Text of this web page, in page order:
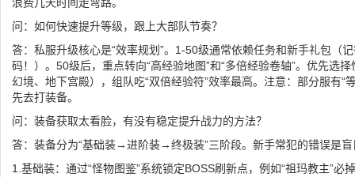
问：如何快速提升等级，跟上大部队节奏？
答：私服升级核心是“效率规划”。1-50级通常依赖任务和新手礼包（
码！）。50级后，重点转向“高经验地图”和“多倍经验卷轴”。优先选
幻境、地下宫殿），组队吃“双倍经验符”效率最高。注意：部分服有“
先去打装备。
问：装备获取太看脸，有没有稳定提升战力的方法？
答：装备分为“基础装→进阶装→终极装”三阶段。新手常犯的错误是
1.基础装：通过“怪物图鉴”系统锁定BOSS刷新点，例如“祖玛教主”必